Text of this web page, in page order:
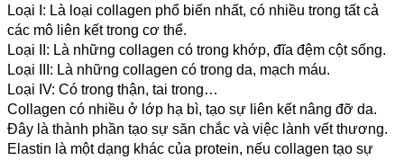
Loại I: Là loại collagen phổ biến nhất, có nhiều trong tất cả
các mô liên kết trong cơ thể.
Loại II: Là những collagen có trong khớp, đĩa đệm cột sống.
Loại III: Là những collagen có trong da, mạch máu.
Loại IV: Có trong thận, tai trong…
Collagen có nhiều ở lớp hạ bì, tạo sự liên kết nâng đỡ da.
Đây là thành phần tạo sự săn chắc và việc lành vết thương.
Elastin là một dạng khác của protein, nếu collagen tạo sự